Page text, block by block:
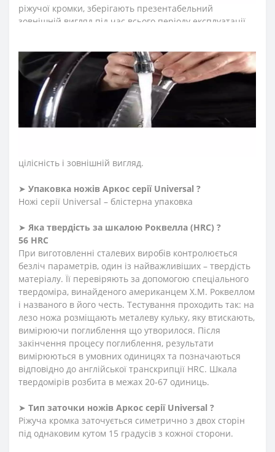
ріжучої кромки, зберігають презентабельний
зовнішній вигляд під час всього періоду експлуатації.
Universal ?
Рукоятку ножів виготовляють з пластичного
поліоксиметилену та прикріплюють до хвостовика
трьома потужними заклепками. Ручки серії Universal –
стійкі до вологи, лужних і кислотних розчинів, корозії
та високої температури від - 40°C до 150° C. Не
цілісність і зовнішній вигляд.
➤ Упаковка ножів Аркос серії Universal ?
Ножі серії Universal – блістерна упаковка
➤ Яка твердість за шкалою Роквелла (HRC) ?
56 HRC
При виготовленні сталевих виробів контролюється
безліч параметрів, один із найважливіших – твердість
матеріалу. Її перевіряють за допомогою спеціального
твердоміра, винайденого американцем Х.М. Роквеллом
і названого в його честь. Тестування проходить так: на
лезо ножа розміщають металеву кульку, яку втискають,
вимірюючи поглиблення що утворилося. Після
закінчення процесу поглиблення, результати
вимірюються в умовних одиницях та позначаються
відповідно до англійської транскрипції HRC. Шкала
твердомірів розбита в межах 20-67 одиниць.
➤ Тип заточки ножів Аркос серії Universal ?
Ріжуча кромка заточується симетрично з двох сторін
під однаковим кутом 15 градусів з кожної сторони.